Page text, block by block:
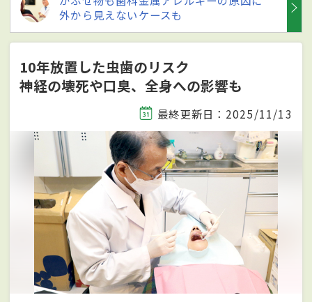
外から見えないケースも
10年放置した虫歯のリスク
神経の壊死や口臭、全身への影響も
最終更新日：2025/11/13